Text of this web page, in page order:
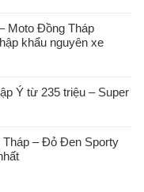
Moto Đồng Tháp
khẩu nguyên xe
Ý từ 235 triệu – Super
Tháp – Đỏ Đen Sporty